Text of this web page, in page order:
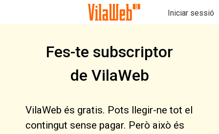
Iniciar sessió
Fes-te subscriptor
de VilaWeb
VilaWeb és gratis. Pots llegir-ne tot el
contingut sense pagar. Però això és